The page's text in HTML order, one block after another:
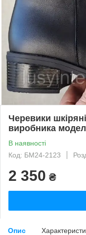
Черевики
виробника
В наявності
Код: БМ24-2123
2 350 ₴
Опис